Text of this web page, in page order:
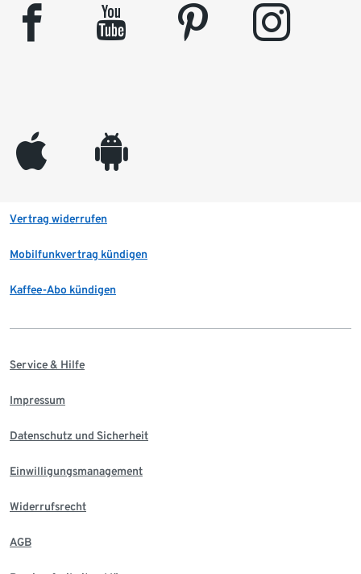
facebook youtube pinterest instagram
appleinc android
Vertrag widerrufen
Mobilfunkvertrag kündigen
Kaffee-Abo kündigen
Service & Hilfe
Impressum
Datenschutz und Sicherheit
Einwilligungsmanagement
Widerrufsrecht
AGB